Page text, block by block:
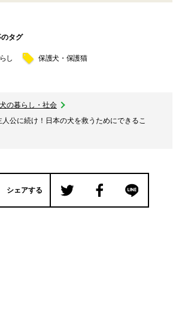
タグ
し 保護犬・保護猫
犬の暮らし・社会
公に続け！日本の犬を救うためにできるこ
シェアする